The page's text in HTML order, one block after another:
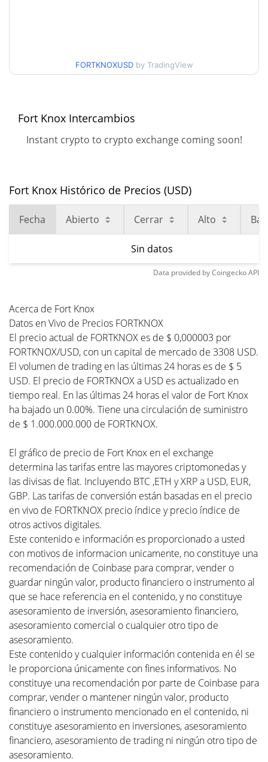
FORTKNOXUSD by TradingView
Fort Knox Intercambios
Instant crypto to crypto exchange coming soon!
Fort Knox Histórico de Precios (USD)
Fecha Abierto Cerrar Alto
Sin datos
Data provided byCoingeckoAPI
Acerca de Fort Knox
Datos en Vivo de Precios FORTKNOX
El precio actual de FORTKNOX es de $ 0,000003 por
FORTKNOX/USD, con un capital de mercado de 3308 USD.
El volumen de trading en las últimas 24 horas es de $ 5
USD. El precio de FORTKNOX a USD es actualizado en
tiempo real. En las últimas 24 horas el valor de Fort Knox
ha bajado un 0.00%. Tiene una circulación de suministro
de $ 1.000.000.000 de FORTKNOX.
El gráfico de precio de Fort Knox en el exchange
determina las tarifas entre las mayores criptomonedas y
las divisas de fiat. Incluyendo BTC ,ETH y XRP a USD, EUR,
GBP. Las tarifas de conversión están basadas en el precio
en vivo de FORTKNOX precio índice y precio índice de
otros activos digitales.
Este contenido e información es proporcionado a usted
con motivos de informacion unicamente, no constituye una
recomendación de Coinbase para comprar, vender o
guardar ningún valor, producto financiero o instrumento al
que se hace referencia en el contenido, y no constituye
asesoramiento de inversión, asesoramiento financiero,
asesoramiento comercial o cualquier otro tipo de
asesoramiento.
Este contenido y cualquier información contenida en él se
le proporciona únicamente con fines informativos. No
constituye una recomendación por parte de Coinbase para
comprar, vender o mantener ningún valor, producto
financiero o instrumento mencionado en el contenido, ni
constituye asesoramiento en inversiones, asesoramiento
financiero, asesoramiento de trading ni ningún otro tipo de
asesoramiento.